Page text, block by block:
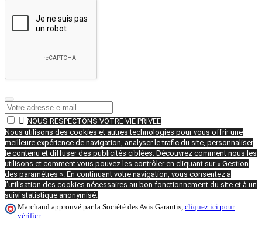
 NOUS RESPECTONS VOTRE VIE PRIVEE
Nous utilisons des cookies et autres technologies pour vous offrir une
meilleure expérience de navigation, analyser le trafic du site, personnaliser
le contenu et diffuser des publicités ciblées. Découvrez comment nous les
utilisons et comment vous pouvez les contrôler en cliquant sur « Gestion
des paramètres ». En continuant votre navigation, vous consentez à
l’utilisation des cookies nécessaires au bon fonctionnement du site et à un
suivi statistique anonymisé.
Marchand approuvé par la Société des Avis Garantis, cliquez ici pour
vérifier.